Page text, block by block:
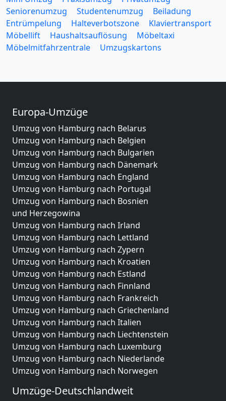
Seniorenumzug
Studentenumzug
Beiladung
Entrümpelung
Halteverbotszone
Klaviertransport
Möbellift
Haushaltsauflösung
Möbeltaxi
Möbelmitfahrzentrale
Umzugskartons
Europa-Umzüge
Umzug von Hamburg nach Belarus
Umzug von Hamburg nach Belgien
Umzug von Hamburg nach Bulgarien
Umzug von Hamburg nach Dänemark
Umzug von Hamburg nach England
Umzug von Hamburg nach Portugal
Umzug von Hamburg nach Bosnien
und Herzegowina
Umzug von Hamburg nach Irland
Umzug von Hamburg nach Lettland
Umzug von Hamburg nach Zypern
Umzug von Hamburg nach Kroatien
Umzug von Hamburg nach Estland
Umzug von Hamburg nach Finnland
Umzug von Hamburg nach Frankreich
Umzug von Hamburg nach Griechenland
Umzug von Hamburg nach Italien
Umzug von Hamburg nach Liechtenstein
Umzug von Hamburg nach Luxemburg
Umzug von Hamburg nach Niederlande
Umzug von Hamburg nach Norwegen
Umzüge-Deutschlandweit